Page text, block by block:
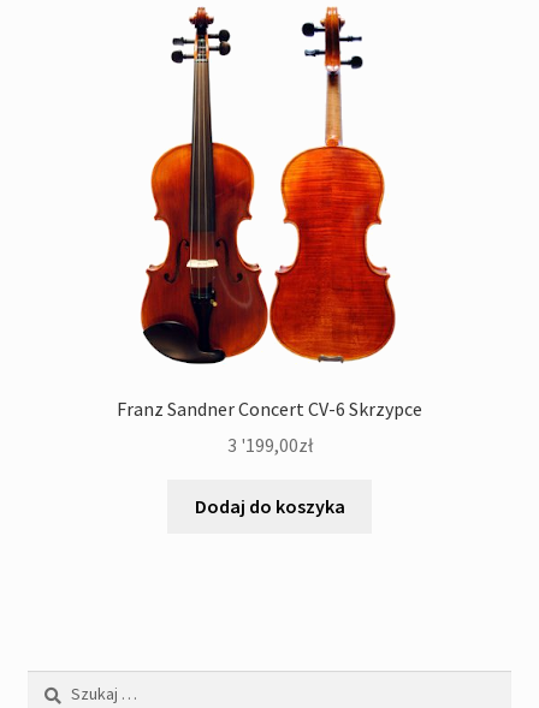
Franz Sandner Concert CV-6 Skrzypce
3 '199,00zł
Dodaj do koszyka